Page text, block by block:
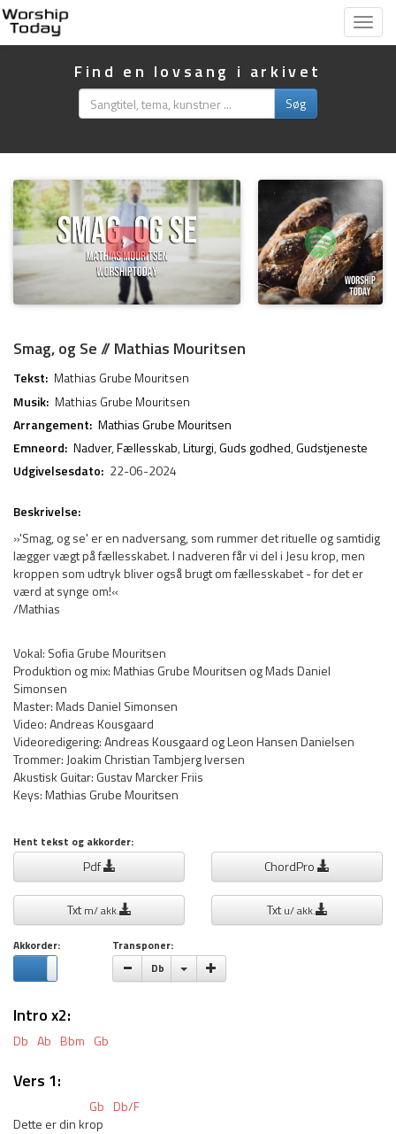
Vis
Find en lovsang i arkivet
Søg
Smag, og Se // Mathias Mouritsen
Tekst: Mathias Grube Mouritsen
Musik: Mathias Grube Mouritsen
Arrangement: Mathias Grube Mouritsen
Emneord: Nadver,Fællesskab,Liturgi,Guds godhed,Gudstjeneste
Udgivelsesdato: 22-06-2024
Beskrivelse:
»'Smag, og se' er en nadversang, som rummer det rituelle og samtidig
lægger vægt på fællesskabet. I nadveren får vi del i Jesu krop, men
kroppen som udtryk bliver også brugt om fællesskabet - for det er
værd at synge om!«
/Mathias
Vokal: Sofia Grube Mouritsen
Produktion og mix: Mathias Grube Mouritsen og Mads Daniel
Simonsen
Master: Mads Daniel Simonsen
Video: Andreas Kousgaard
Videoredigering: Andreas Kousgaard og Leon Hansen Danielsen
Trommer: Joakim Christian Tambjerg Iversen
Akustisk Guitar: Gustav Marcker Friis
Keys: Mathias Grube Mouritsen
Hent tekst og akkorder:
Pdf ChordPro
Txtm/ akk. Txtu/ akk.
Akkorder: Transponer:
Db Vælge toneart
Intro x2:
Db Ab Bbm Gb
Vers 1:
Gb Db/F
Dette er din krop